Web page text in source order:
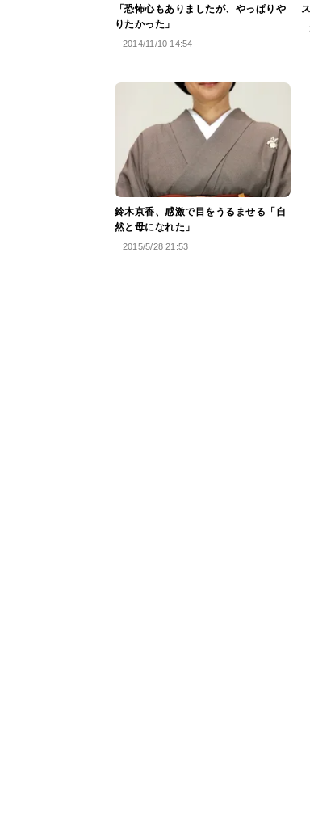
「恐怖心もありましたが、やっぱりや
りたかった」
2014/11/10 14:54
鈴木京香、感激で目をうるませる「自
然と母になれた」
2015/5/28 21:53